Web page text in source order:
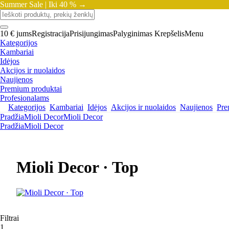
Summer Sale | Iki 40 % →
10 € jumsRegistracijaPrisijungimasPalyginimas KrepšelisMenu
Kategorijos
Kambariai
Idėjos
Akcijos ir nuolaidos
Naujienos
Premium produktai
Profesionalams
Kategorijos Kambariai Idėjos Akcijos ir nuolaidos Naujienos
PradžiaMioli DecorMioli Decor
PradžiaMioli Decor
Mioli Decor · Top
Filtrai
1